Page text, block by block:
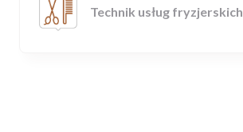
Technik usług fryzjerskich